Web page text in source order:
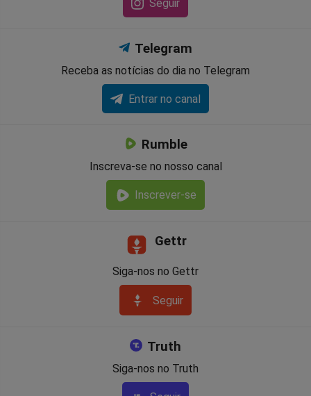
Seguir
Telegram
Receba as notícias do dia no Telegram
Entrar no canal
Rumble
Inscreva-se no nosso canal
Inscrever-se
Gettr
Siga-nos no Gettr
Seguir
Truth
Siga-nos no Truth